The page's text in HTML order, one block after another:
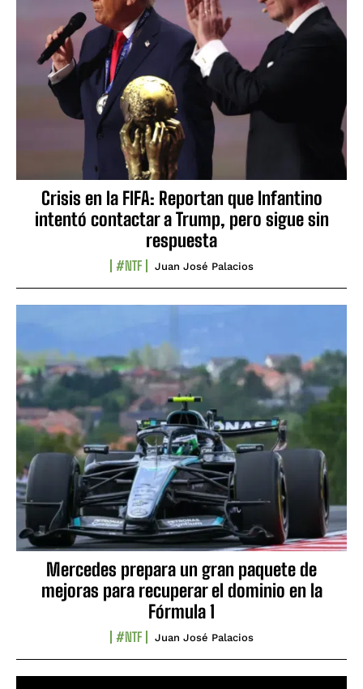
Crisis en la FIFA: Reportan que Infantino
intentó contactar a Trump, pero sigue sin
respuesta
#NTF Juan José Palacios
Mercedes prepara un gran paquete de
mejoras para recuperar el dominio en la
Fórmula 1
#NTF Juan José Palacios